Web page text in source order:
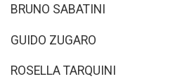
BRUNO SABATINI
GUIDO ZUGARO
ROSELLA TARQUINI